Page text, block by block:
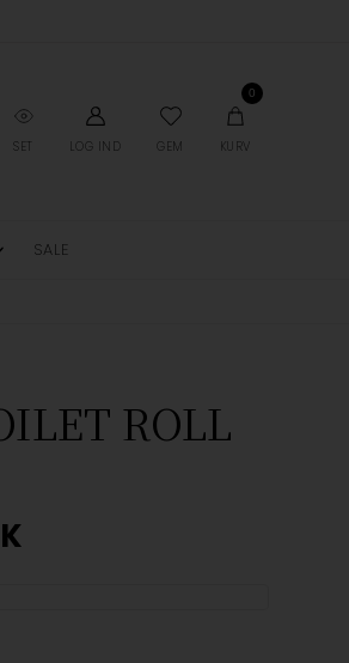
SET LOG IND GEM
0
KURV
SALE
ROLL